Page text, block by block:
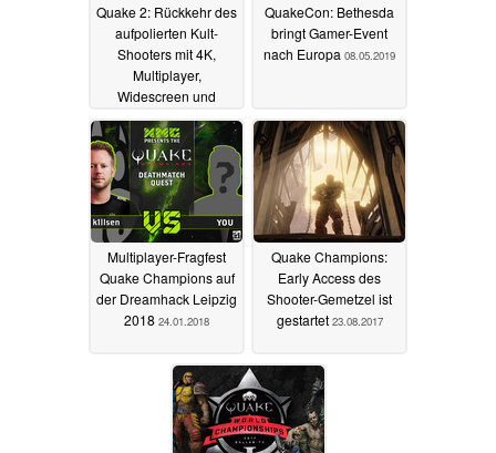
Quake 2: Rückkehr des
aufpolierten Kult-
Shooters mit 4K,
Multiplayer,
Widescreen und
besserer KI16.08.2023
QuakeCon: Bethesda
bringt Gamer-Event
nach Europa 08.05.2019
Multiplayer-Fragfest
Quake Champions auf
der Dreamhack Leipzig
2018 24.01.2018
Quake Champions:
Early Access des
Shooter-Gemetzel ist
gestartet 23.08.2017